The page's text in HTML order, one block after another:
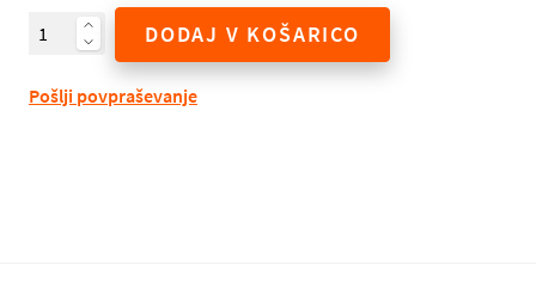
DODAJ V KOŠARICO
Pošlji povpraševanje